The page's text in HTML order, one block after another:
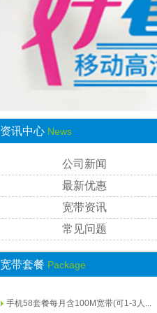
资讯中心 News
公司新闻
最新优惠
宽带资讯
常见问题
宽带套餐 Package
手机58套餐每月含100M宽带(可1-3人...